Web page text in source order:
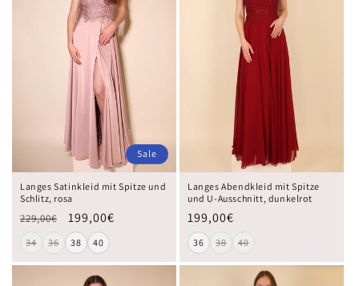
Sale
Langes Satinkleid mit Spitze und
Schlitz, rosa
229,00€ 199,00€
34 36 38 40
Langes Abendkleid mit Spitze
und U-Ausschnitt, dunkelrot
199,00€
36 38 40